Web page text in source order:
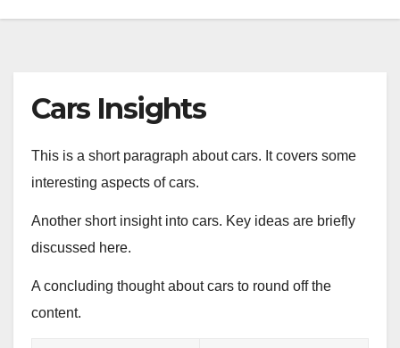
Cars Insights
This is a short paragraph about cars. It covers some
interesting aspects of cars.
Another short insight into cars. Key ideas are briefly
discussed here.
A concluding thought about cars to round off the
content.